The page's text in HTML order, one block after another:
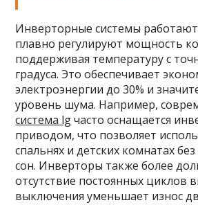
Инверторные системы
плавно регулируют мощность
поддерживая температуру с
градуса. Это обеспечивает
электроэнергии до 30% и
уровень шума. Например,
система lgчасто оснащается
приводом, что позволяет
спальнях и детских комнатах
сон. Инверторы также более
отсутствие постоянных циклов
выключения уменьшает износ